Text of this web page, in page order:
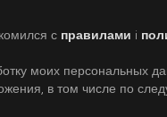
с правилами i
моих персональных
в том числе по